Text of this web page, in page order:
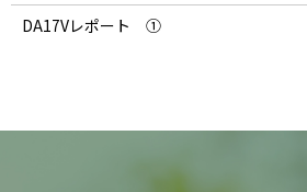
DA17Vレポート ①